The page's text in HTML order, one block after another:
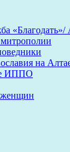
на
ИППО
женщин